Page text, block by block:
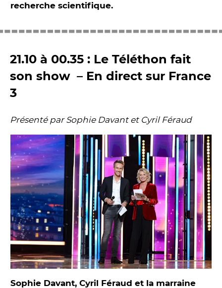
recherche scientifique.
21.10 à 00.35 : Le Téléthon fait
son show – En direct sur France
3
Présenté par Sophie Davant et Cyril Féraud
Sophie Davant, Cyril Féraud et la marraine